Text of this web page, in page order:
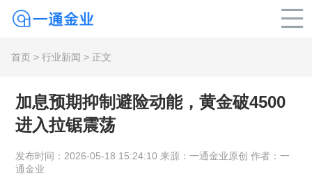
首页 > 行业新闻 > 正文
加息预期抑制避险动能，黄金破4500
进入拉锯震荡
发布时间：2026-05-18 15:24:10 来源：一通金业原创 作者：一
通金业